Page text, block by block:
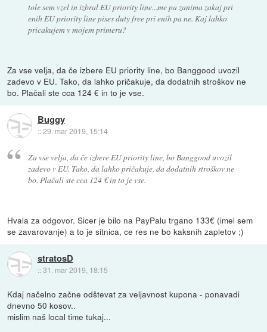
tole sem vzel in izbral EU priority line...me pa zanima zakaj pri
enih EU priority line pises duty free pri enih pa ne. Kaj lahko
pricakujem v mojem primeru?
Za vse velja, da če izbere EU priority line, bo Banggood uvozil
zadevo v EU. Tako, da lahko pričakuje, da dodatnih stroškov ne
bo. Plačali ste cca 124 € in to je vse.
Buggy
::29. mar 2019, 15:14
Za vse velja, da če izbere EU priority line, bo Banggood uvozil
zadevo v EU. Tako, da lahko pričakuje, da dodatnih stroškov ne
bo. Plačali ste cca 124 € in to je vse.
Hvala za odgovor. Sicer je bilo na PayPalu trgano 133€ (imel sem
se zavarovanje) a to je sitnica, ce res ne bo kaksnih zapletov ;)
stratosD
::31. mar 2019, 18:15
Kdaj načelno začne odštevat za veljavnost kupona - ponavadi
dnevno 50 kosov..
mislim naš local time tukaj...